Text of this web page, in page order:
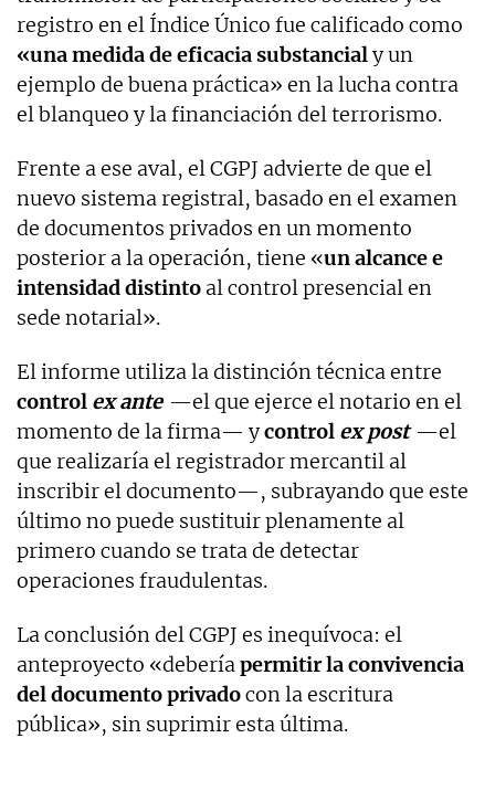
registro en el Índice Único fue calificado como
«una medida de eficacia substancialy un
ejemplo de buena práctica» en la lucha contra
el blanqueo y la financiación del terrorismo.
Frente a ese aval, el CGPJ advierte de que el
nuevo sistema registral, basado en el examen
de documentos privados en un momento
posterior a la operación, tiene «un alcance e
intensidad distinto al control presencial en
sede notarial».
El informe utiliza la distinción técnica entre
control ex ante —el que ejerce el notario en el
momento de la firma— ycontrol ex post—el
que realizaría el registrador mercantil al
inscribir el documento—, subrayando que este
último no puede sustituir plenamente al
primero cuando se trata de detectar
operaciones fraudulentas.
La conclusión del CGPJ es inequívoca: el
anteproyecto «deberíapermitir la convivencia
del documento privadocon la escritura
pública», sin suprimir esta última.